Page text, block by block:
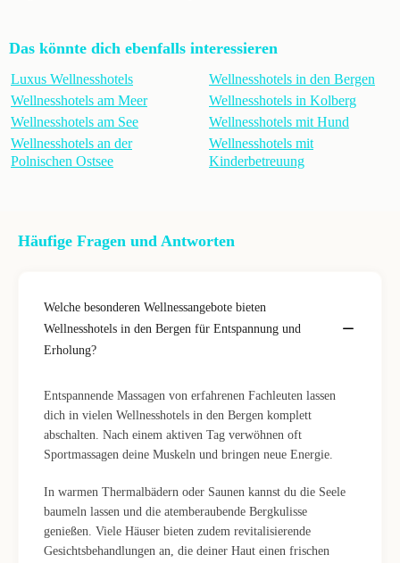
Das könnte dich ebenfalls interessieren
Luxus Wellnesshotels
Wellnesshotels am Meer
Wellnesshotels am See
Wellnesshotels an der
Polnischen Ostsee
Wellnesshotels in den Bergen
Wellnesshotels in Kolberg
Wellnesshotels mit Hund
Wellnesshotels mit
Kinderbetreuung
Häufige Fragen und Antworten
Welche besonderen Wellnessangebote bieten
Wellnesshotels in den Bergen für Entspannung und
Erholung?
Entspannende Massagen von erfahrenen Fachleuten lassen
dich in vielen Wellnesshotels in den Bergen komplett
abschalten. Nach einem aktiven Tag verwöhnen oft
Sportmassagen deine Muskeln und bringen neue Energie.
In warmen Thermalbädern oder Saunen kannst du die Seele
baumeln lassen und die atemberaubende Bergkulisse
genießen. Viele Häuser bieten zudem revitalisierende
Gesichtsbehandlungen an, die deiner Haut einen frischen